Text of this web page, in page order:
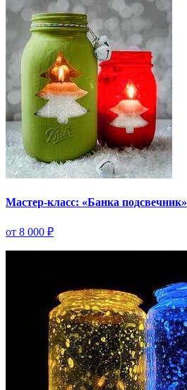
Мастер-класс: «Банка подсвечник»
от 8 000 ₽